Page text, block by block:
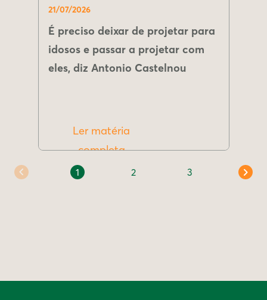
21/07/2026
É preciso deixar de projetar para
idosos e passar a projetar com
eles, diz Antonio Castelnou
Ler matéria
completa
1 2 3